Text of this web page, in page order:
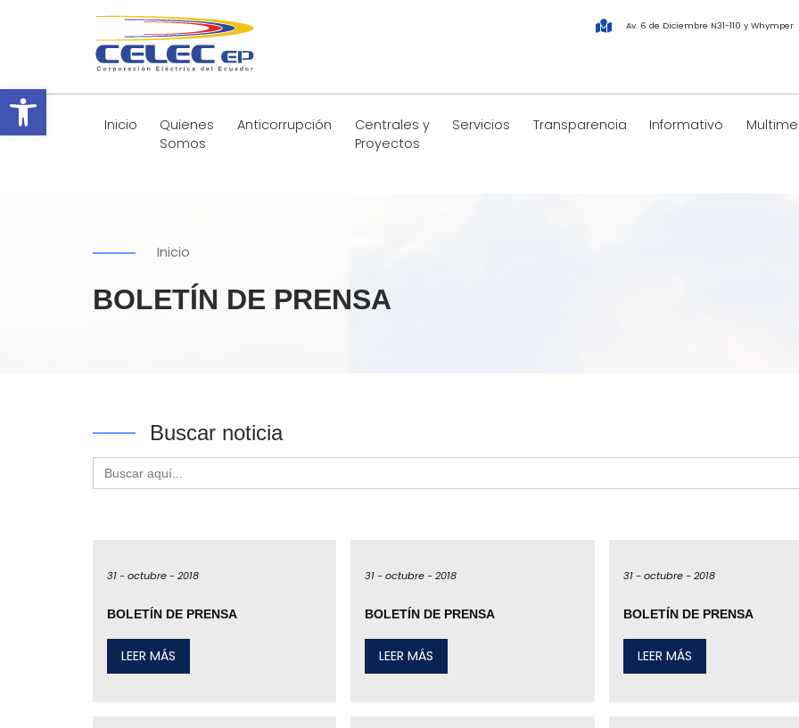
Abrir barra de herramientas
Av. 6 de Diciembre N31-110 y Whymper
Inicio
Quienes
Somos
Anticorrupción
Centrales y
Proyectos
Servicios Transparencia Informativo
Inicio
BOLETÍN DE PRENSA
Buscar noticia
Buscar:
31 -octubre -2018
BOLETÍN DE PRENSA
LEER MÁS
31 - octubre - 2018
BOLETÍN DE PRENSA
LEER MÁS
31 - octubre - 2018
BOLETÍN DE PRENSA
LEER MÁS